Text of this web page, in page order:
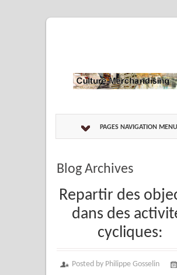
PAGES NAVIGATION MENU
Blog Archives
Repartir des
dans des
cycliques:
Posted by Philippe Gosselin